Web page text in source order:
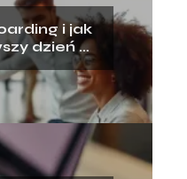
i jak
dzień w